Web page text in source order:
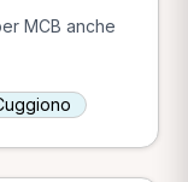
MCB anche